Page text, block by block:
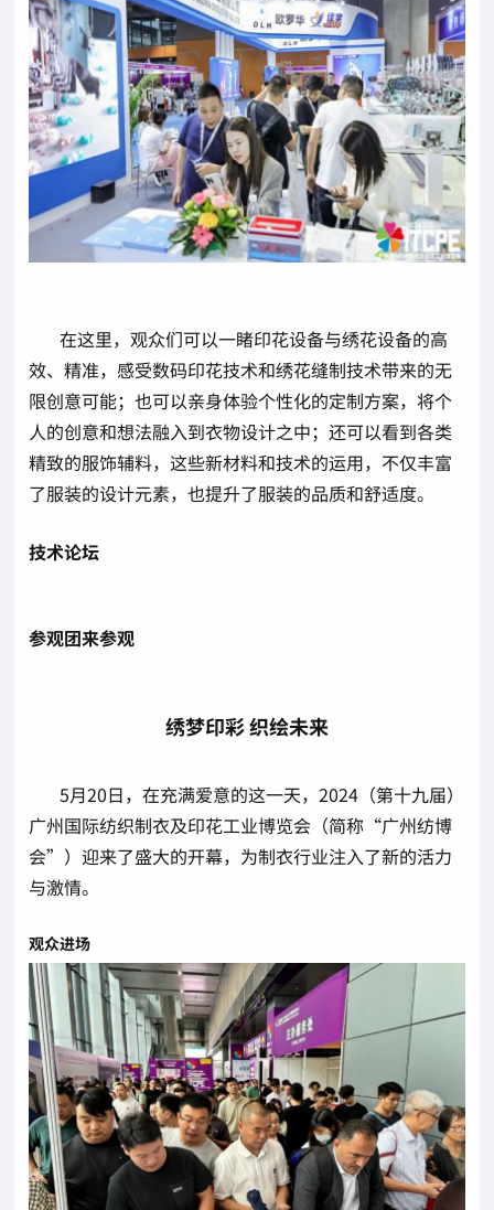
在这里，观众们可以一睹印花设备与绣花设备的高
效、精准，感受数码印花技术和绣花缝制技术带来的无
限创意可能；也可以亲身体验个性化的定制方案，将个
人的创意和想法融入到衣物设计之中；还可以看到各类
精致的服饰辅料，这些新材料和技术的运用，不仅丰富
了服装的设计元素，也提升了服装的品质和舒适度。
技术论坛
参观团来参观
绣梦印彩 织绘未来
5月20日，在充满爱意的这一天，2024（第十九届）
广州国际纺织制衣及印花工业博览会（简称“广州纺博
会”）迎来了盛大的开幕，为制衣行业注入了新的活力
与激情。
观众进场